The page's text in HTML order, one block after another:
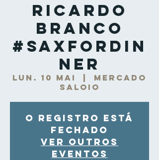
Ricardo
Branco
#SaxForDin
ner
lun. 10 mai
Mercado
Saloio
O registro está
fechado
Ver outros
eventos